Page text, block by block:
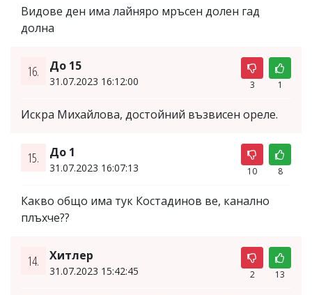
Видове ден има лайняро мръсен долен гад
долна
16. До 15
31.07.2023 16:12:00 3 1
Искра Михайлова, достойний възвисен ореле.
15. До 1
31.07.2023 16:07:13 10 8
Какво общо има тук Костадинов ве, канално
плъхче??
14. Хитлер
31.07.2023 15:42:45 2 13